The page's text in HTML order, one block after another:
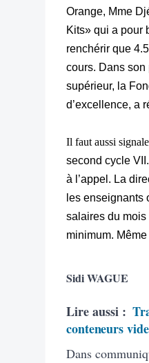
Orange, Mme
Kits» qui a pour
renchérir que
cours. Dans son
supérieur, la
d’excellence, a
Il faut aussi
second cycle
à l’appel. La
les enseignants
salaires du mois
minimum.
Sidi WAGUE
Lire aussi :
conteneurs
Dans